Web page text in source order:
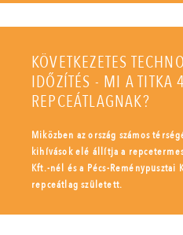
KÖVETKEZETES
IDŐZÍTÉS - MI A TITKA
REPCEÁTLAGNAK?
Miközben az ország számos
kihívások elé állítja a
Kft.-nél és a Pécs-
repceátlag született.